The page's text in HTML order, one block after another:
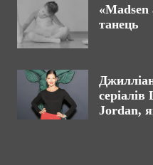
«Madsen
танець
Jordan,